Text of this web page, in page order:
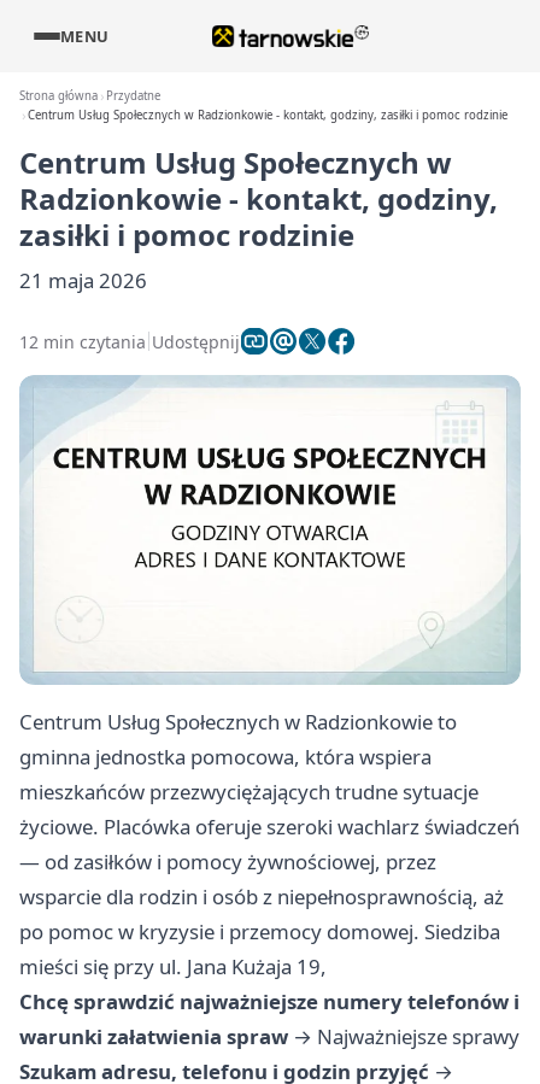
MENU
Strona główna
Przydatne
Centrum Usług Społecznych w Radzionkowie - kontakt, godziny, zasiłki i pomoc rodzinie
Centrum Usług Społecznych w
Radzionkowie - kontakt, godziny,
zasiłki i pomoc rodzinie
21 maja 2026
12 min czytania Udostępnij
Centrum Usług Społecznych w Radzionkowie to
gminna jednostka pomocowa, która wspiera
mieszkańców przezwyciężających trudne sytuacje
życiowe. Placówka oferuje szeroki wachlarz świadczeń
— od zasiłków i pomocy żywnościowej, przez
wsparcie dla rodzin i osób z niepełnosprawnością, aż
po pomoc w kryzysie i przemocy domowej. Siedziba
mieści się przy ul. Jana Kużaja 19,
Chcę sprawdzić najważniejsze numery telefonów i
warunki załatwienia spraw → Najważniejsze sprawy
Szukam adresu, telefonu i godzin przyjęć →